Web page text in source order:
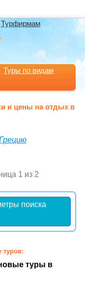
Турфирмам
Туры по видам
и цены на отдых в
1 из 2
поиска
туров:
туры в